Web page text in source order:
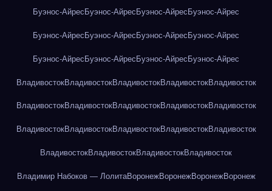
Буэнос-Айрес Буэнос-Айрес Буэнос-Айрес Буэнос-Айрес
Буэнос-Айрес Буэнос-Айрес Буэнос-Айрес Буэнос-Айрес
Буэнос-Айрес Буэнос-Айрес Буэнос-Айрес Буэнос-Айрес
ВладивостокВладивостокВладивостокВладивостокВладивосток
ВладивостокВладивостокВладивостокВладивостокВладивосток
ВладивостокВладивостокВладивостокВладивостокВладивосток
ВладивостокВладивостокВладивостокВладивосток
Владимир Набоков — ЛолитаВоронежВоронежВоронежВоронеж